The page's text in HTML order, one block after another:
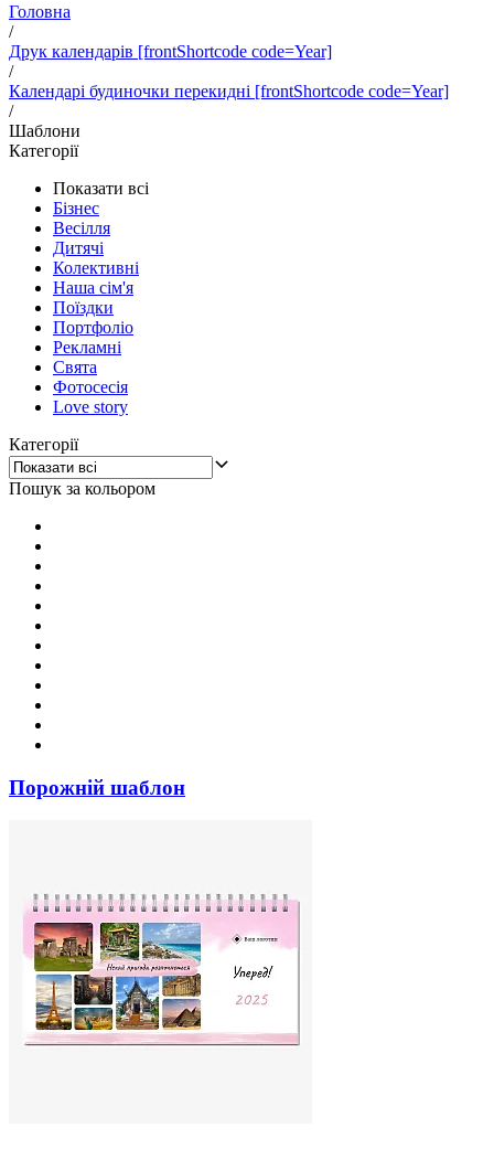
Головна
/
Друк календарів [frontShortcode code=Year]
/
Календарі будиночки перекидні [frontShortcode code=Year]
/
Шаблони
Категорії
Показати всі
Бізнес
Весілля
Дитячі
Колективні
Наша сім'я
Поїздки
Портфоліо
Рекламні
Свята
Фотосесія
Love story
Категорії
Пошук за кольором
Порожній шаблон